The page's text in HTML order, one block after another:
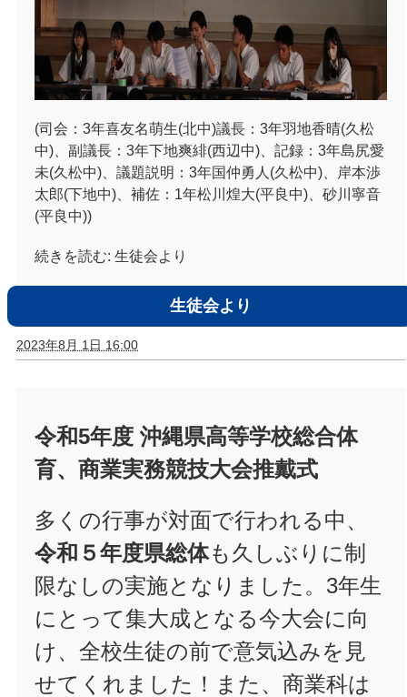
(司会：3年喜友名萌生(北中)議長：3年羽地香晴(久松
中)、副議長：3年下地爽緋(西辺中)、 記録：3年島尻愛
未(久松中)、議題説明：3年国仲勇人(久松中)、岸本渉
太郎(下地中)、補佐：1年松川煌大(平良中)、砂川寧音
(平良中))
続きを読む: 生徒会より
生徒会より
2023年8月 1日 16:00
令和5年度 沖縄県高等学校総合体
育、商業実務競技大会推戴式
多くの行事が対面で行われる中、
令和５年度県総体も久しぶりに制
限なしの実施となりました。3年生
にとって集大成となる今大会に向
け、全校生徒の前で意気込みを見
せてくれました！また、商業科は